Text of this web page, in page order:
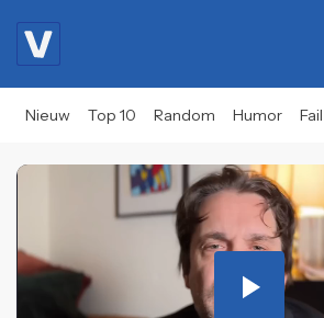
Nieuw Top 10 Random Humor Fail
Play